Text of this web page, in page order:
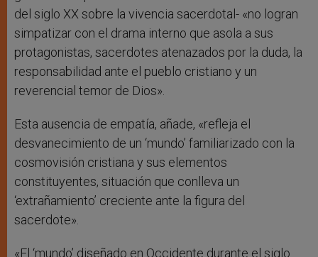
del siglo XX sobre la vivencia sacerdotal- «no logran
simpatizar con el drama interno que asola a sus
protagonistas, sacerdotes atenazados por la duda, la
responsabilidad ante el pueblo cristiano y un
reverencial temor de Dios».
Esta ausencia de empatía, añade, «refleja el
desvanecimiento de un ‘mundo’ familiarizado con la
cosmovisión cristiana y sus elementos
constituyentes, situación que conlleva un
‘extrañamiento’ creciente ante la figura del
sacerdote».
«El ‘mundo’ diseñado en Occidente durante el siglo